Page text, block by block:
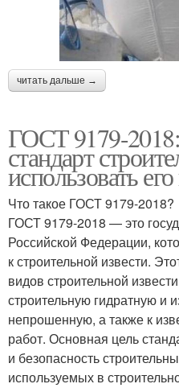
читать дальше →
ГОСТ 9179-2018:
стандарт
использовать
Что такое ГОСТ 9179-2018?
ГОСТ 9179-2018 — это
Российской Федерации,
к строительной извести.
видов строительной
строительную гидратную и
непрошенную, а также к
работ. Основная цель
и безопасность
используемых в